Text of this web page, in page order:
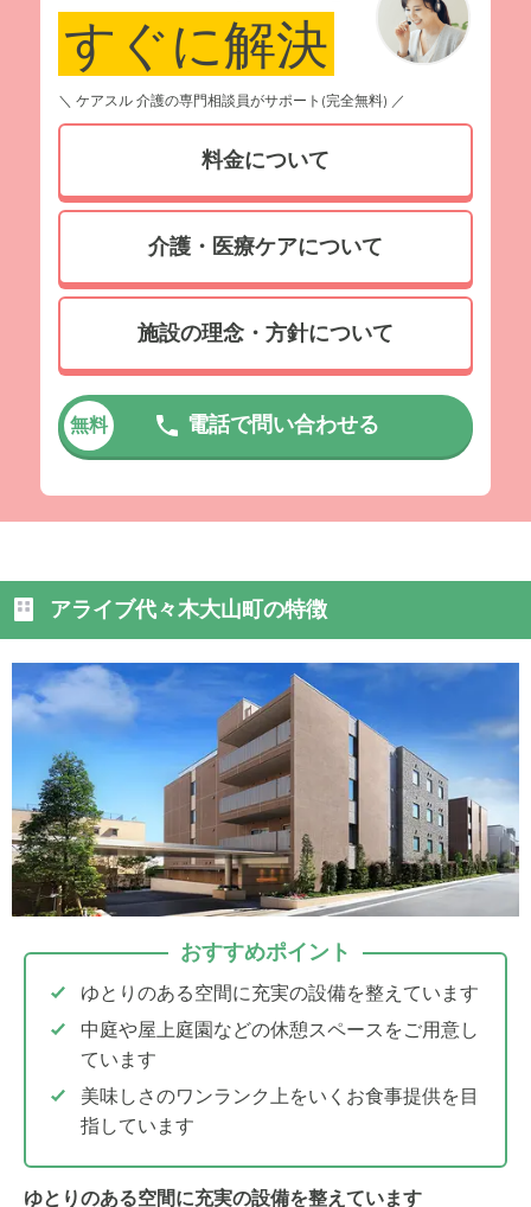
すぐに解決
＼ ケアスル 介護の専門相談員がサポート(完全無料) ／
料金について
介護・医療ケアについて
施設の理念・方針について
無料 電話で問い合わせる
アライブ代々木大山町の特徴
おすすめポイント
ゆとりのある空間に充実の設備を整えています
中庭や屋上庭園などの休憩スペースをご用意し
ています
美味しさのワンランク上をいくお食事提供を目
指しています
ゆとりのある空間に充実の設備を整えています